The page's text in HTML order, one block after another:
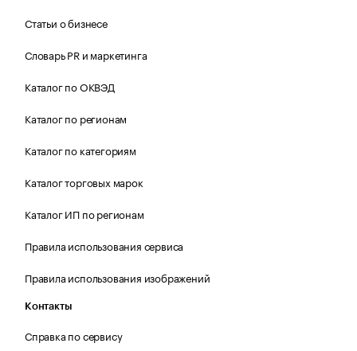
Статьи о бизнесе
Словарь PR и маркетинга
Каталог по ОКВЭД
Каталог по регионам
Каталог по категориям
Каталог торговых марок
Каталог ИП по регионам
Правила использования сервиса
Правила использования изображений
Контакты
Справка по сервису